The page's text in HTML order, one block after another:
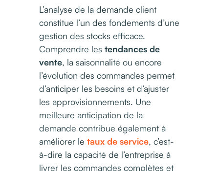
L’analyse de la demande client
constitue l’un des fondements d’une
gestion des stocks efficace.
Comprendre les tendances de
vente, la saisonnalité ou encore
l’évolution des commandes permet
d’anticiper les besoins et d’ajuster
les approvisionnements. Une
meilleure anticipation de la
demande contribue également à
améliorer le taux de service, c’est-
à-dire la capacité de l’entreprise à
livrer les commandes complètes et